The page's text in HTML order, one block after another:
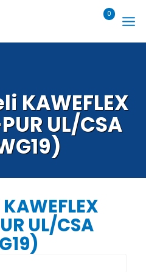
0
KAWEFLEX
UL/CSA
UL/CSA